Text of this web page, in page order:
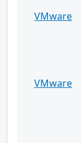
VMware
VMware